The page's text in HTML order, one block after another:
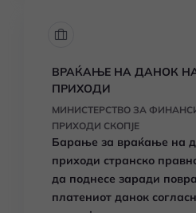
ВРАЌАЊЕ НА ДАНОК
ПРИХОДИ
МИНИСТЕРСТВО ЗА
ПРИХОДИ СКОПЈЕ
Барање за враќање на
приходи странско
да поднесе заради
платениот данок